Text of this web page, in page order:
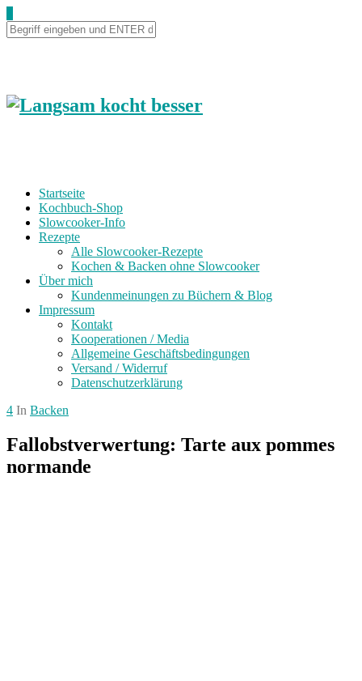
Startseite
Kochbuch-Shop
Slowcooker-Info
Rezepte
Alle Slowcooker-Rezepte
Kochen & Backen ohne Slowcooker
Über mich
Kundenmeinungen zu Büchern & Blog
Impressum
Kontakt
Kooperationen / Media
Allgemeine Geschäftsbedingungen
Versand / Widerruf
Datenschutzerklärung
4 In Backen
Fallobstverwertung: Tarte aux pommes
normande